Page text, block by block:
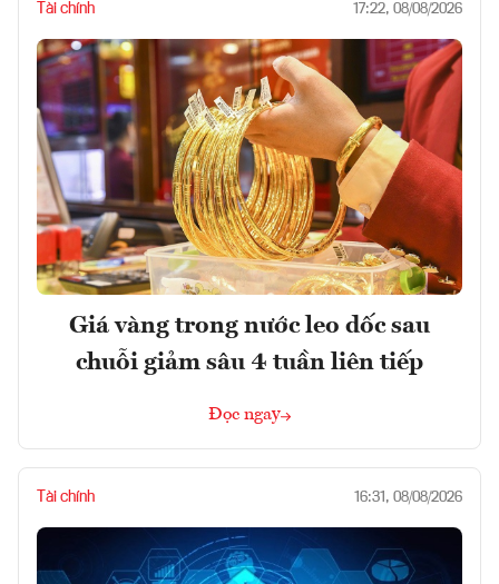
Tài chính 17:22, 08/08/2026
Giá vàng trong nước leo dốc sau
chuỗi giảm sâu 4 tuần liên tiếp
Đọc ngay
Tài chính 16:31, 08/08/2026